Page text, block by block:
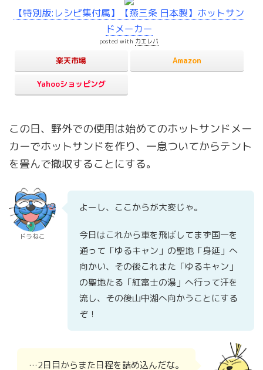
【特別版:レシピ集付属】【燕三条 日本製】ホットサン
ドメーカー
posted with カエレバ
楽天市場 Amazon
Yahooショッピング
この日、野外での使用は始めてのホットサンドメー
カーでホットサンドを作り、一息ついてからテント
を畳んで撤収することにする。
ドラねこ
よーし、ここからが大変じゃ。
今日はこれから車を飛ばしてまず国一を
通って「ゆるキャン」の聖地「身延」へ
向かい、その後これまた「ゆるキャン」
の聖地たる「紅富士の湯」へ行って汗を
流し、その後山中湖へ向かうことにする
ぞ！
…2日目からまた日程を詰め込んだな。